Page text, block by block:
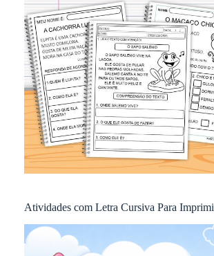
Atividades com Letra Cursiva Para